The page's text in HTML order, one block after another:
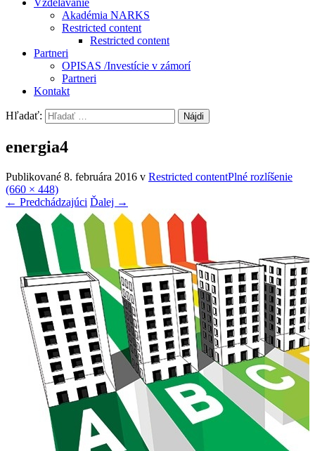
Vzdelávanie
Akadémia NARKS
Restricted content
Restricted content
Partneri
OPISAS /Investície v zámorí
Partneri
Kontakt
Hľadať:
energia4
Publikované 8. februára 2016 v Restricted contentPlné rozlíšenie
(660 × 448)
← Predchádzajúci Ďalej →